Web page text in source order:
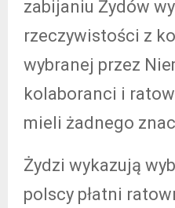
zabijaniu Żydów
rzeczywistości z
wybranej przez
kolaboranci i
mieli żadnego
Żydzi wykazują
polscy płatni